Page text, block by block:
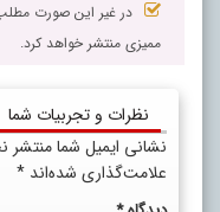
در غیر این صورت
ممیزی منتشر خواهد کرد.
نظرات و تجربیات شما
نشانی ایمیل شما منتشر
علامت‌گذاری شده‌اند *